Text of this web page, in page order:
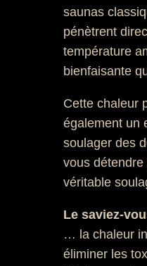
saunas
pénètrent
température
bienfaisante
Cette chaleur
également un
soulager des
vous
véritable
Le saviez-
… la chaleur
éliminer les